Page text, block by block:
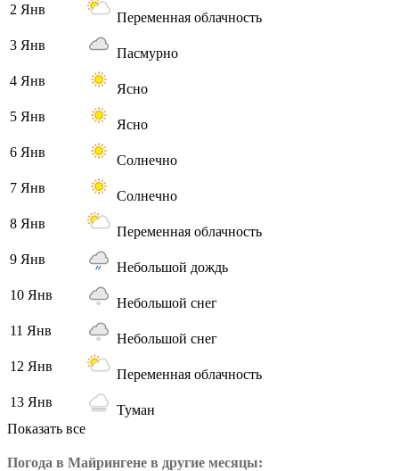
2 Янв
Переменная облачность
3 Янв
Пасмурно
4 Янв
Ясно
5 Янв
Ясно
6 Янв
Солнечно
7 Янв
Солнечно
8 Янв
Переменная облачность
9 Янв
Небольшой дождь
10 Янв
Небольшой снег
11 Янв
Небольшой снег
12 Янв
Переменная облачность
13 Янв
Туман
Показать все
Погода в Майрингене в другие месяцы: